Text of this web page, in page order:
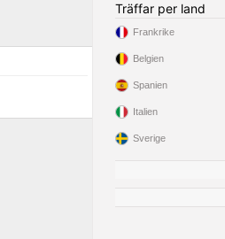
Träffar per land
Frankrike
Belgien
Spanien
Italien
Sverige